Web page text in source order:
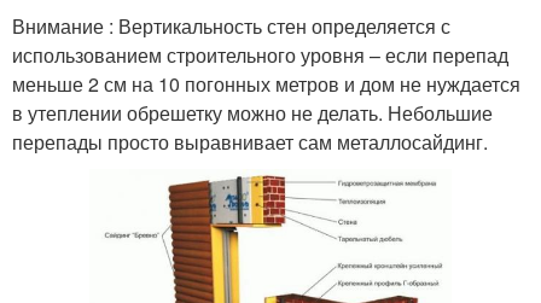
Внимание : Вертикальность стен определяется с
использованием строительного уровня – если перепад
меньше 2 см на 10 погонных метров и дом не нуждается
в утеплении обрешетку можно не делать. Небольшие
перепады просто выравнивает сам металлосайдинг.